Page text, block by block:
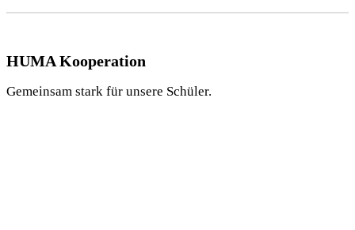
HUMA Kooperation
Gemeinsam stark für unsere Schüler.